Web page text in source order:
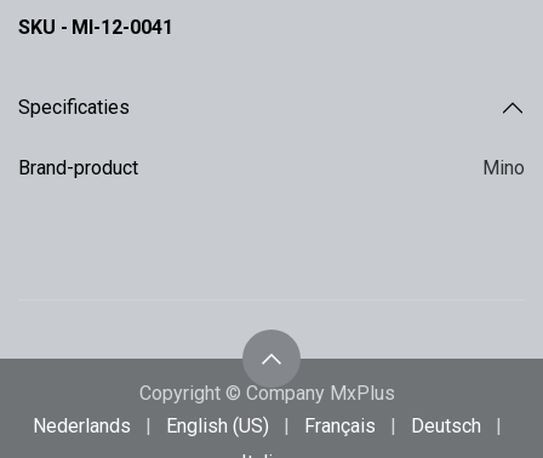
SKU - MI-12-0041
Specificaties
Brand-product Mino
Copyright © Company MxPlus
Nederlands
| English (US) | Français | Deutsch
|